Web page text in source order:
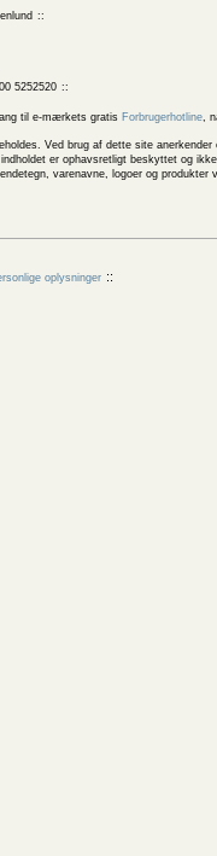
5252520
til e-mærkets gratis Forbrugerhotline,
Ved brug af dette site
er ophavsretligt beskyttet og
varenavne, logoer og
oplysninger